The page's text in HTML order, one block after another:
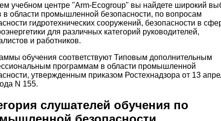
учебном центре "Arm-Ecogroup" вы найдете широкий
в области промышленной безопасности, по вопросам
гидротехнических сооружений, безопасности в
для различных категорий руководителей,
и работников.
обучения соответствуют Типовым дополнительным
программам в области промышленной
утвержденным приказом Ростехнадзора от 13
N 155.
слушателей обучения по